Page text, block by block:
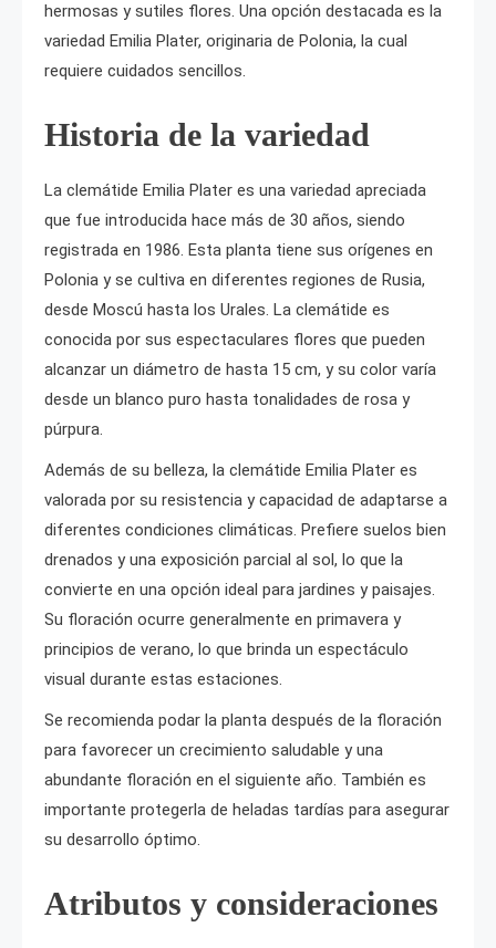
hermosas y sutiles flores. Una opción destacada es la
variedad Emilia Plater, originaria de Polonia, la cual
requiere cuidados sencillos.
Historia de la variedad
La clemátide Emilia Plater es una variedad apreciada
que fue introducida hace más de 30 años, siendo
registrada en 1986. Esta planta tiene sus orígenes en
Polonia y se cultiva en diferentes regiones de Rusia,
desde Moscú hasta los Urales. La clemátide es
conocida por sus espectaculares flores que pueden
alcanzar un diámetro de hasta 15 cm, y su color varía
desde un blanco puro hasta tonalidades de rosa y
púrpura.
Además de su belleza, la clemátide Emilia Plater es
valorada por su resistencia y capacidad de adaptarse a
diferentes condiciones climáticas. Prefiere suelos bien
drenados y una exposición parcial al sol, lo que la
convierte en una opción ideal para jardines y paisajes.
Su floración ocurre generalmente en primavera y
principios de verano, lo que brinda un espectáculo
visual durante estas estaciones.
Se recomienda podar la planta después de la floración
para favorecer un crecimiento saludable y una
abundante floración en el siguiente año. También es
importante protegerla de heladas tardías para asegurar
su desarrollo óptimo.
Atributos y consideraciones